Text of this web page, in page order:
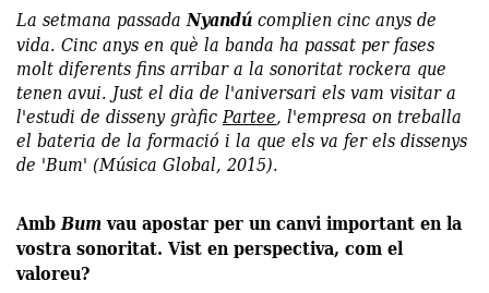
La setmana passadaNyandúcomplien cinc anys de
vida. Cinc anys en què la banda ha passat per fases
molt diferents fins arribar a la sonoritat rockera que
tenen avui. Just el dia de l'aniversari els vam visitar a
l'estudi de disseny gràficPartee, l'empresa on treballa
el bateria de la formació i la que els va fer els dissenys
de 'Bum' (Música Global, 2015).
AmbBumvau apostar per un canvi important en la
vostra sonoritat. Vist en perspectiva, com el
valoreu?